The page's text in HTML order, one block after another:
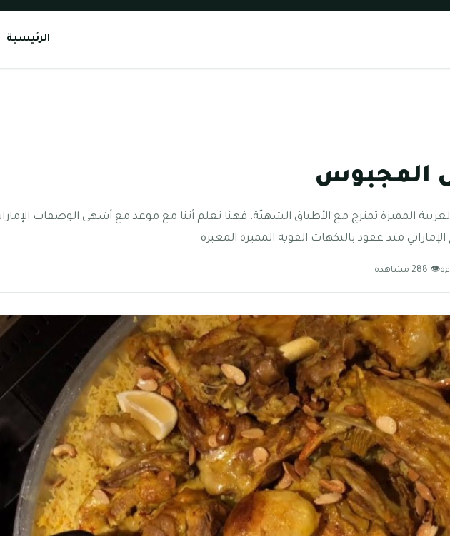
الرئيسية
المجبوس
المميزة تمتزج مع الأطباق الشهيّة، فهنا نعلم أننا مع موعد مع أشهى الوصفات
منذ عقود بالنكهات القوية المميزة المعبرة
👁 288 مشاهدة